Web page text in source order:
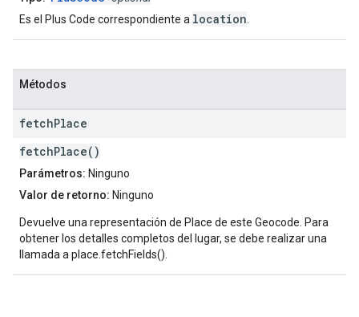
Es el Plus Code correspondiente a location
Métodos
fetchPlace
fetchPlace()
Parámetros: Ninguno
Valor de retorno: Ninguno
Devuelve una representación de Place de este Geocode. Para
obtener los detalles completos del lugar, se debe realizar una
llamada a place.fetchFields().